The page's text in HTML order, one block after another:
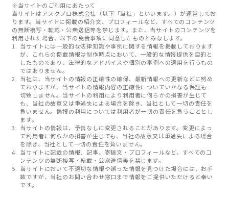
※当サイトのご利用にあたって
当サイトはアスクプロ株式会社（以下「当社」といいます。）が運営してお
ります。当サイトに掲載の紹介文、プロフィールなど、すべてのコンテンツ
の無断複写・転載・公衆送信等を禁じます。また、当サイトのコンテンツを
利用された場合、以下の免責事項に同意したものとみなします。
当サイトには一般的な法律知識や事例に関する情報を掲載しております
が、これらの掲載情報は制作時点において、一般的な情報提供を目的と
したものであり、法律的なアドバイスや個別の事例への適用を行うもの
ではありません。
当社は、当サイトの情報の正確性の確保、最新情報への更新などに努め
ておりますが、当サイトの情報内容の正確性についていかなる保証も一
切致しません。当サイトの利用により利用者に何らかの損害が生じて
も、当社の故意又は重過失による場合を除き、当社として一切の責任を
負いません。情報の利用については利用者が一切の責任を負うこととし
ます。
当サイトの情報は、予告なしに変更されることがあります。変更によっ
て利用者に何らかの損害が生じても、当社の故意又は重過失による場合
を除き、当社として一切の責任を負いません。
当サイトに記載の情報、記事、寄稿文・プロフィールなど、すべてのコ
ンテンツの無断複写・転載・公衆送信等を禁じます。
当サイトにおいて不適切な情報や誤った情報を見つけた場合には、お手
数ですが、当社のお問い合わせ窓口まで情報をご提供いただけると幸い
です。